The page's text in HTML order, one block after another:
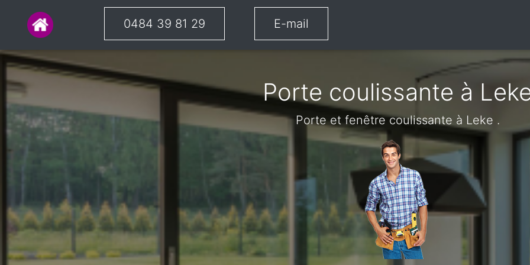
0484 39 81 29 E-mail
Porte coulissante à
Porte et fenêtre coulissante à Leke .